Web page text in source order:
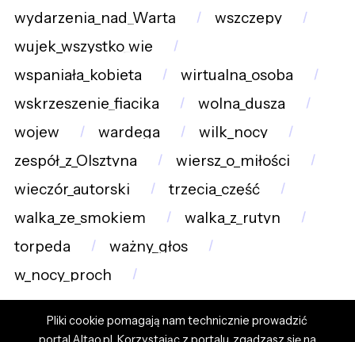
wydarzenia_nad_Wartą
wszczepy
wujek_wszystko_wie
wspaniała_kobieta
wirtualna_osoba
wskrzeszenie_fiacika
wolna_dusza
wojew
wardega
wilk_nocy
zespół_z_Olsztyna
wiersz_o_miłości
wieczór_autorski
trzecia_część
walka_ze_smokiem
walka_z_rutyn
torpeda
ważny_głos
w_nocy_proch
Pliki cookie pomagają nam technicznie prowadzić